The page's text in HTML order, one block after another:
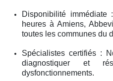
Disponibilité
heures à Amiens,
toutes les communes du
Spécialistes certifiés :
diagnostiquer et
dysfonctionnements.